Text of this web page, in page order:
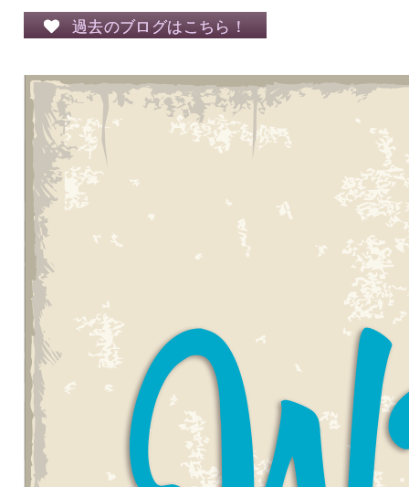
過去のブログはこちら！